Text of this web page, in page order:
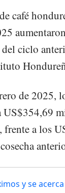
café
ciclo
de 2025,
US$354,69
frente a los
y se